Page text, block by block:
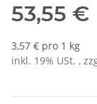
53,55 €
3,57 € pro 1 kg
inkl. 19% USt. ,